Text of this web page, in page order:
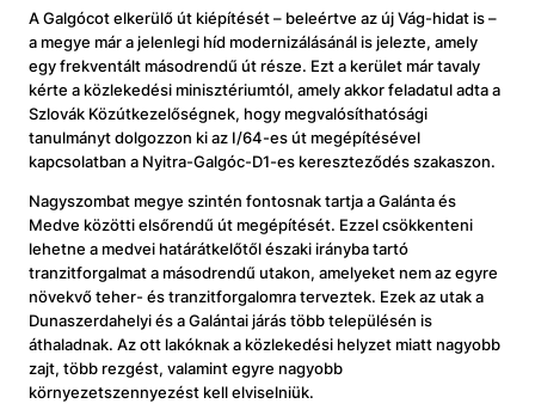
A Galgócot elkerülő út kiépítését – beleértve az új Vág-hidat is –
a megye már a jelenlegi híd modernizálásánál is jelezte, amely
egy frekventált másodrendű út része. Ezt a kerület már tavaly
kérte a közlekedési minisztériumtól, amely akkor feladatul adta a
Szlovák Közútkezelőségnek, hogy megvalósíthatósági
tanulmányt dolgozzon ki az I/64-es út megépítésével
kapcsolatban a Nyitra-Galgóc-D1-es kereszteződés szakaszon.
Nagyszombat megye szintén fontosnak tartja a Galánta és
Medve közötti elsőrendű út megépítését. Ezzel csökkenteni
lehetne a medvei határátkelőtől északi irányba tartó
tranzitforgalmat a másodrendű utakon, amelyeket nem az egyre
növekvő teher- és tranzitforgalomra terveztek. Ezek az utak a
Dunaszerdahelyi és a Galántai járás több településén is
áthaladnak. Az ott lakóknak a közlekedési helyzet miatt nagyobb
zajt, több rezgést, valamint egyre nagyobb
környezetszennyezést kell elviselniük.